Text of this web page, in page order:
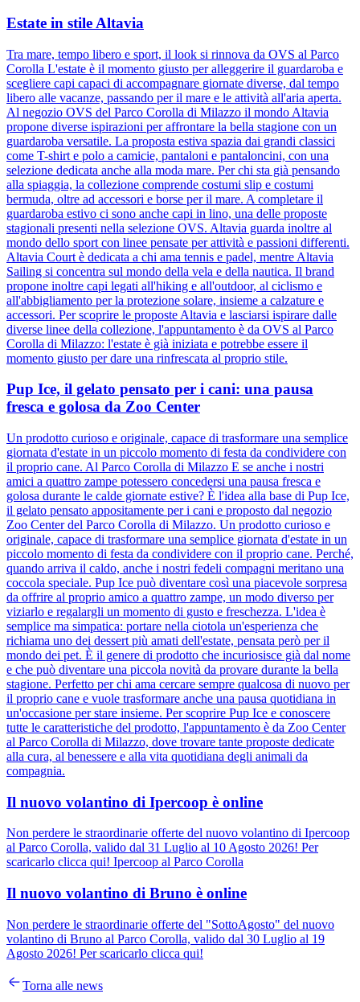
Estate in stile Altavia
Tra mare, tempo libero e sport, il look si rinnova da OVS al Parco
Corolla L'estate è il momento giusto per alleggerire il guardaroba e
scegliere capi capaci di accompagnare giornate diverse, dal tempo
libero alle vacanze, passando per il mare e le attività all'aria aperta.
Al negozio OVS del Parco Corolla di Milazzo il mondo Altavia
propone diverse ispirazioni per affrontare la bella stagione con un
guardaroba versatile. La proposta estiva spazia dai grandi classici
come T-shirt e polo a camicie, pantaloni e pantaloncini, con una
selezione dedicata anche alla moda mare. Per chi sta già pensando
alla spiaggia, la collezione comprende costumi slip e costumi
bermuda, oltre ad accessori e borse per il mare. A completare il
guardaroba estivo ci sono anche capi in lino, una delle proposte
stagionali presenti nella selezione OVS. Altavia guarda inoltre al
mondo dello sport con linee pensate per attività e passioni differenti.
Altavia Court è dedicata a chi ama tennis e padel, mentre Altavia
Sailing si concentra sul mondo della vela e della nautica. Il brand
propone inoltre capi legati all'hiking e all'outdoor, al ciclismo e
all'abbigliamento per la protezione solare, insieme a calzature e
accessori. Per scoprire le proposte Altavia e lasciarsi ispirare dalle
diverse linee della collezione, l'appuntamento è da OVS al Parco
Corolla di Milazzo: l'estate è già iniziata e potrebbe essere il
momento giusto per dare una rinfrescata al proprio stile.
Pup Ice, il gelato pensato per i cani: una pausa
fresca e golosa da Zoo Center
Un prodotto curioso e originale, capace di trasformare una semplice
giornata d'estate in un piccolo momento di festa da condividere con
il proprio cane. Al Parco Corolla di Milazzo E se anche i nostri
amici a quattro zampe potessero concedersi una pausa fresca e
golosa durante le calde giornate estive? È l'idea alla base di Pup Ice,
il gelato pensato appositamente per i cani e proposto dal negozio
Zoo Center del Parco Corolla di Milazzo. Un prodotto curioso e
originale, capace di trasformare una semplice giornata d'estate in un
piccolo momento di festa da condividere con il proprio cane. Perché,
quando arriva il caldo, anche i nostri fedeli compagni meritano una
coccola speciale. Pup Ice può diventare così una piacevole sorpresa
da offrire al proprio amico a quattro zampe, un modo diverso per
viziarlo e regalargli un momento di gusto e freschezza. L'idea è
semplice ma simpatica: portare nella ciotola un'esperienza che
richiama uno dei dessert più amati dell'estate, pensata però per il
mondo dei pet. È il genere di prodotto che incuriosisce già dal nome
e che può diventare una piccola novità da provare durante la bella
stagione. Perfetto per chi ama cercare sempre qualcosa di nuovo per
il proprio cane e vuole trasformare anche una pausa quotidiana in
un'occasione per stare insieme. Per scoprire Pup Ice e conoscere
tutte le caratteristiche del prodotto, l'appuntamento è da Zoo Center
al Parco Corolla di Milazzo, dove trovare tante proposte dedicate
alla cura, al benessere e alla vita quotidiana degli animali da
compagnia.
Il nuovo volantino di Ipercoop è online
Non perdere le straordinarie offerte del nuovo volantino di Ipercoop
al Parco Corolla, valido dal 31 Luglio al 10 Agosto 2026! Per
scaricarlo clicca qui! Ipercoop al Parco Corolla
Il nuovo volantino di Bruno è online
Non perdere le straordinarie offerte del "SottoAgosto" del nuovo
volantino di Bruno al Parco Corolla, valido dal 30 Luglio al 19
Agosto 2026! Per scaricarlo clicca qui!
Torna alle news